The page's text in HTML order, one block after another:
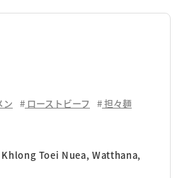
ン ローストビーフ 担々麺
Toei Nuea, Watthana,